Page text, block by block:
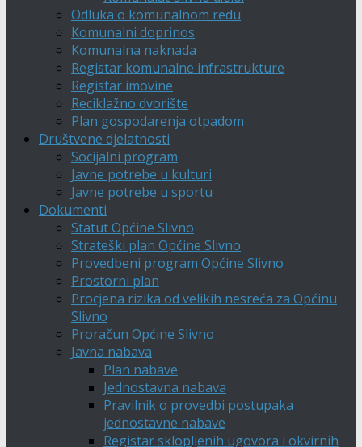
Odluka o komunalnom redu
Komunalni doprinos
Komunalna naknada
Registar komunalne infrastrukture
Registar imovine
Reciklažno dvorište
Plan gospodarenja otpadom
Društvene djelatnosti
Socijalni program
Javne potrebe u kulturi
Javne potrebe u sportu
Dokumenti
Statut Općine Slivno
Strateški plan Općine Slivno
Provedbeni program Općine Slivno
Prostorni plan
Procjena rizika od velikih nesreća za Općinu
Slivno
Proračun Općine Slivno
Javna nabava
Plan nabave
Jednostavna nabava
Pravilnik o provedbi postupaka
jednostavne nabave
Registar sklopljenih ugovora i okvirnih